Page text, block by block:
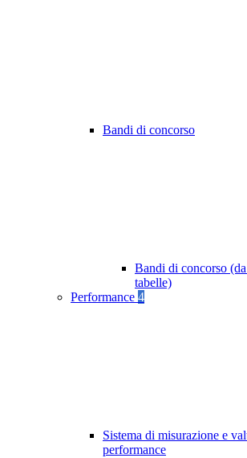
Bandi di concorso
Bandi di concorso
tabelle)
Performance 4
Sistema di misurazione e
performance